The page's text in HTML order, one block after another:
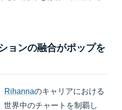
ョンの融合がポップを
Rihannaのキャリアにおける
世界中のチャートを制覇し